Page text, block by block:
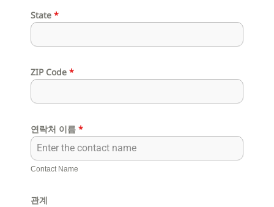
State *
ZIP Code *
연락처 이름 *
Contact Name
관계